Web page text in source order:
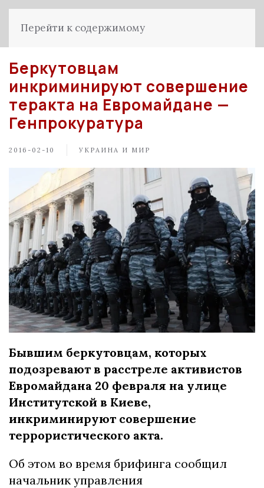
Перейти к содержимому
Беркутовцам
инкриминируют совершение
теракта на Евромайдане —
Генпрокуратура
2016-02-10 УКРАИНА И МИР
Бывшим беркутовцам, которых
подозревают в расстреле активистов
Евромайдана 20 февраля на улице
Институтской в Киеве,
инкриминируют совершение
террористического акта.
Об этом во время брифинга сообщил
начальник управления